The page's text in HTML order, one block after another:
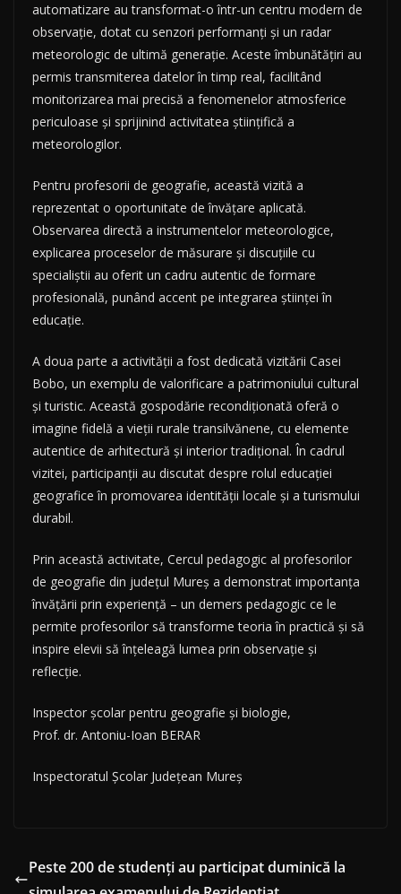
automatizare au transformat-o într-un centru modern de
observație, dotat cu senzori performanți și un radar
meteorologic de ultimă generație. Aceste îmbunătățiri au
permis transmiterea datelor în timp real, facilitând
monitorizarea mai precisă a fenomenelor atmosferice
periculoase și sprijinind activitatea științifică a
meteorologilor.
Pentru profesorii de geografie, această vizită a
reprezentat o oportunitate de învățare aplicată.
Observarea directă a instrumentelor meteorologice,
explicarea proceselor de măsurare și discuțiile cu
specialiștii au oferit un cadru autentic de formare
profesională, punând accent pe integrarea științei în
educație.
A doua parte a activității a fost dedicată vizitării Casei
Bobo, un exemplu de valorificare a patrimoniului cultural
și turistic. Această gospodărie recondiționată oferă o
imagine fidelă a vieții rurale transilvănene, cu elemente
autentice de arhitectură și interior tradițional. În cadrul
vizitei, participanții au discutat despre rolul educației
geografice în promovarea identității locale și a turismului
durabil.
Prin această activitate, Cercul pedagogic al profesorilor
de geografie din județul Mureș a demonstrat importanța
învățării prin experiență – un demers pedagogic ce le
permite profesorilor să transforme teoria în practică și să
inspire elevii să înțeleagă lumea prin observație și
reflecție.
Inspector școlar pentru geografie și biologie,
Prof. dr. Antoniu-Ioan BERAR
Inspectoratul Școlar Județean Mureș
Peste 200 de studenți au participat duminică la